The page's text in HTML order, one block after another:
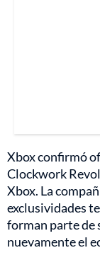
Xbox confirmó
Clockwork
Xbox. La
exclusividades
forman parte de
nuevamente el